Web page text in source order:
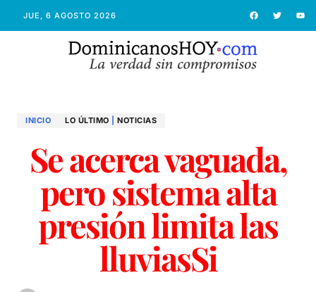
JUE, 6 AGOSTO 2026
INICIO LO ÚLTIMO NOTICIAS
Se acerca vaguada,
pero sistema alta
presión limita las
lluviasSi